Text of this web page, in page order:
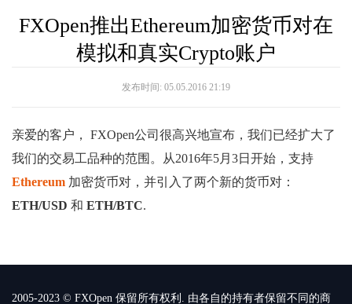
FXOpen推出Ethereum加密货币对在
模拟和真实Crypto账户
发布时间: 05.05.2016 21:19
亲爱的客户， FXOpen公司很高兴地宣布，我们已经扩大了
我们的交易工品种的范围。从2016年5月3日开始，支持
Ethereum 加密货币对，并引入了两个新的货币对：
ETH/USD 和 ETH/BTC.
2005-2023 © FXOpen 保留所有权利. 由各自的持有者保留不同的商